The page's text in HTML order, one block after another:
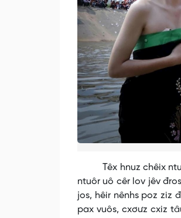
Têx hnuz chêix ntux
ntuôr uô cêr lov jêv
jos, hêir nênhs poz ziz
pax vuôs, cxơưz cxiz